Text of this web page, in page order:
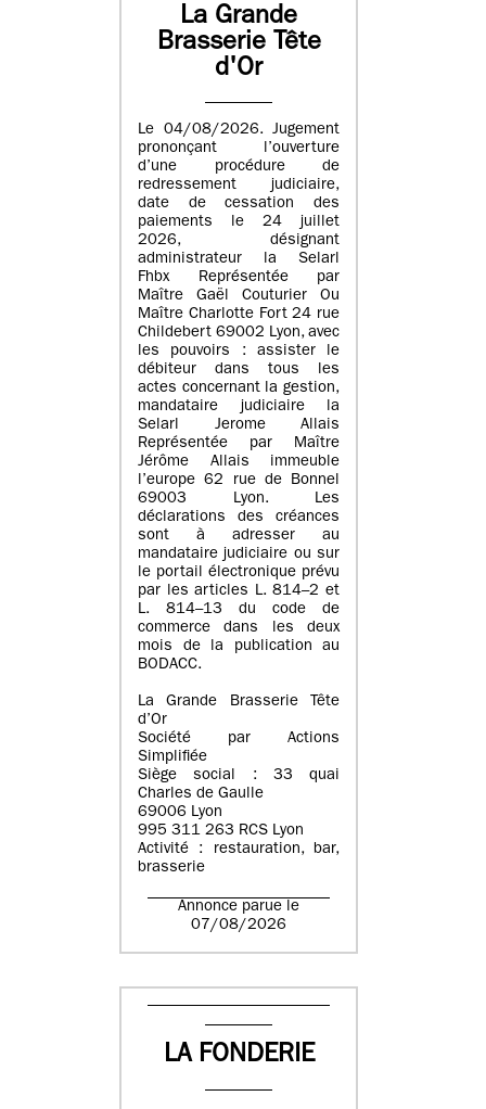
La Grande
Brasserie Tête
d'Or
Le 04/08/2026. Jugement
prononçant l’ouverture
d’une procédure de
redressement judiciaire,
date de cessation des
paiements le 24 juillet
2026, désignant
administrateur la Selarl
Fhbx Représentée par
Maître Gaël Couturier Ou
Maître Charlotte Fort 24 rue
Childebert 69002 Lyon, avec
les pouvoirs : assister le
débiteur dans tous les
actes concernant la gestion,
mandataire judiciaire la
Selarl Jerome Allais
Représentée par Maître
Jérôme Allais immeuble
l’europe 62 rue de Bonnel
69003 Lyon. Les
déclarations des créances
sont à adresser au
mandataire judiciaire ou sur
le portail électronique prévu
par les articles L. 814–2 et
L. 814–13 du code de
commerce dans les deux
mois de la publication au
BODACC.
La Grande Brasserie Tête
d’Or
Société par Actions
Simplifiée
Siège social : 33 quai
Charles de Gaulle
69006 Lyon
995 311 263 RCS Lyon
Activité : restauration, bar,
brasserie
Annonce parue le
07/08/2026
LA FONDERIE